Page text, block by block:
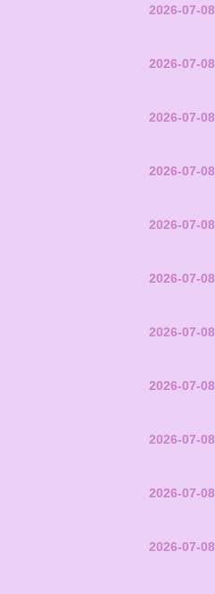
2026-07-08
2026-07-08
2026-07-08
2026-07-08
2026-07-08
2026-07-08
2026-07-08
2026-07-08
2026-07-08
2026-07-08
2026-07-08